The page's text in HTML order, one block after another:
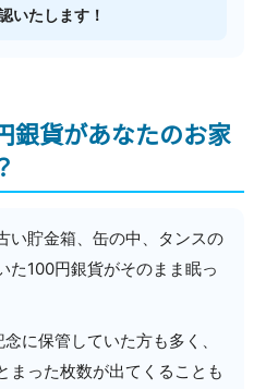
いたします！
銀貨があなたのお家
い貯金箱、缶の中、タンスの
た100円銀貨がそのまま眠っ
に保管していた方も多く、
まった枚数が出てくることも